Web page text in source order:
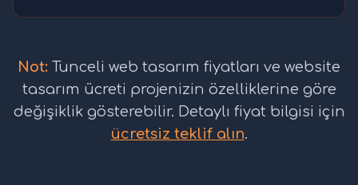
Not: Tunceli web tasarım fiyatları ve website
tasarım ücreti projenizin özelliklerine göre
değişiklik gösterebilir. Detaylı fiyat bilgisi için
ücretsiz teklif alın.